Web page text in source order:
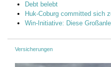
Debt belebt
Huk-Coburg committed sich
Win-Initiative: Diese
Versicherungen